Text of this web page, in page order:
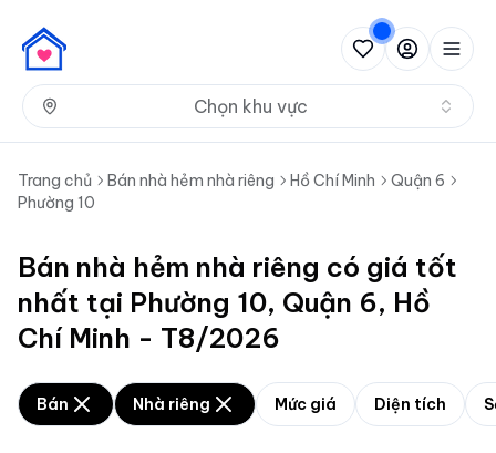
Chọn khu vực
Trang chủ Bán nhà hẻm nhà riêng Hồ Chí Minh
Quận 6
Phường 10
Bán nhà hẻm nhà riêng có giá tốt
nhất tại Phường 10, Quận 6, Hồ
Chí Minh - T8/2026
Bán Nhà riêng Mức giá Diện tích